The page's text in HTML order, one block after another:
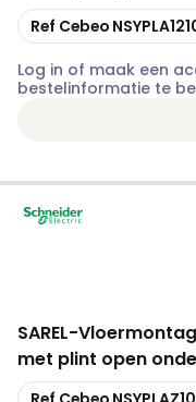
Kopiëren
Ref Cebeo
Log in of maak een
bestelinformatie te
SAREL-
met plint open
Kopiëren